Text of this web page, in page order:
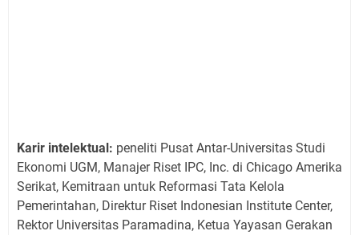
Karir intelektual: peneliti Pusat Antar-Universitas Studi
Ekonomi UGM, Manajer Riset IPC, Inc. di Chicago Amerika
Serikat, Kemitraan untuk Reformasi Tata Kelola
Pemerintahan, Direktur Riset Indonesian Institute Center,
Rektor Universitas Paramadina, Ketua Yayasan Gerakan